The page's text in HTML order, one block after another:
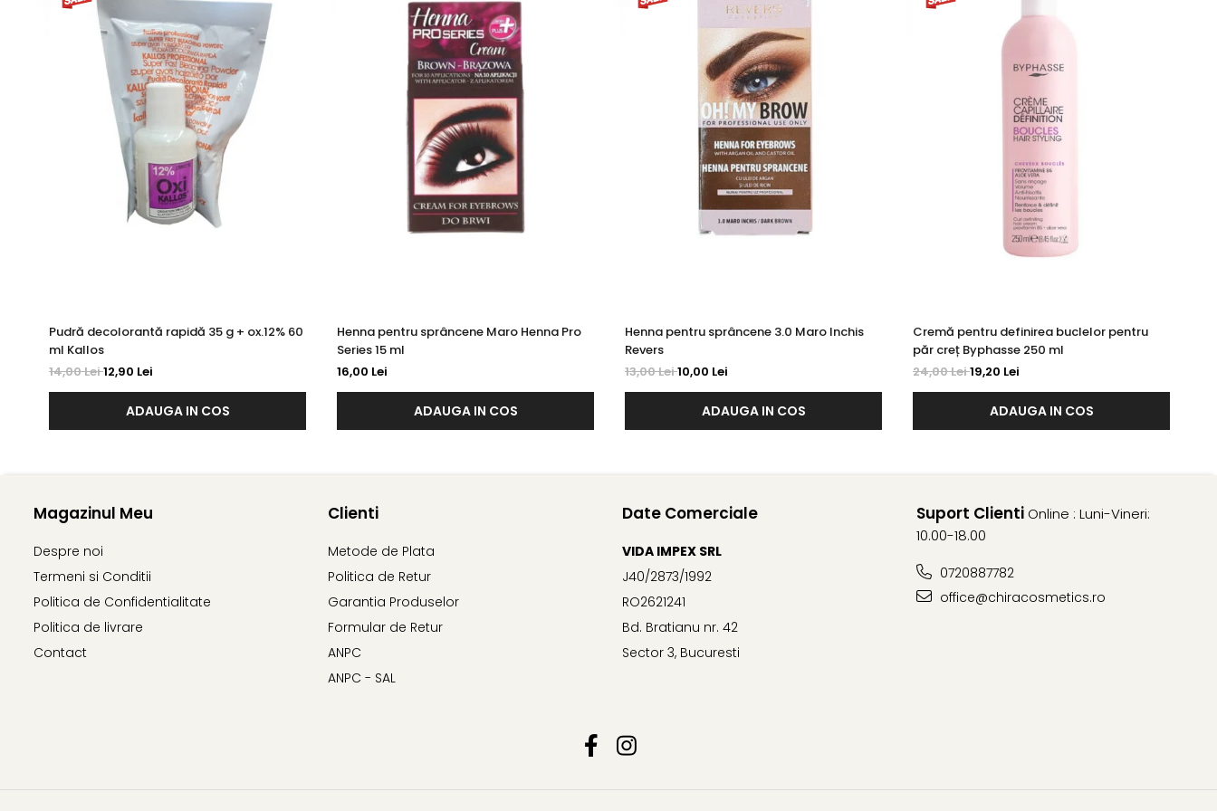
Pudră decolorantă rapidă 35 g + ox.12% 60
ml Kallos
14,00 Lei12,90 Lei
ADAUGA IN COS
Henna pentru sprâncene Maro Henna Pro
Series 15 ml
16,00 Lei
ADAUGA IN COS
Henna pentru sprâncene 3.0 Maro Inchis
Revers
13,00 Lei10,00 Lei
ADAUGA IN COS
Cremă pentru definirea buclelor pentru
păr creț Byphasse 250 ml
24,00 Lei19,20 Lei
ADAUGA IN COS
Magazinul Meu
Despre noi
Termeni si Conditii
Politica de Confidentialitate
Politica de livrare
Contact
Clienti
Metode de Plata
Politica de Retur
Garantia Produselor
Formular de Retur
ANPC
ANPC - SAL
Date Comerciale
VIDA IMPEX SRL
J40/2873/1992
RO2621241
Bd. Bratianu nr. 42
Sector 3, Bucuresti
Suport Clienti Online : Luni-Vineri:
10.00-18.00
0720887782
office@chiracosmetics.ro